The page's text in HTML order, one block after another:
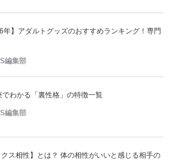
年】アダルトグッズのおすすめランキング！専門
編集部
でわかる「裏性格」の特徴一覧
編集部
クス相性】とは？ 体の相性がいいと感じる相手の